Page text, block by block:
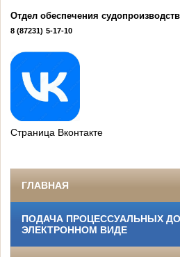
Отдел обеспечения
8 (87231) 5-17-10
Страница Вконтакте
ГЛАВНАЯ
ПОДАЧА ПРОЦЕССУАЛЬНЫХ
ЭЛЕКТРОННОМ ВИДЕ